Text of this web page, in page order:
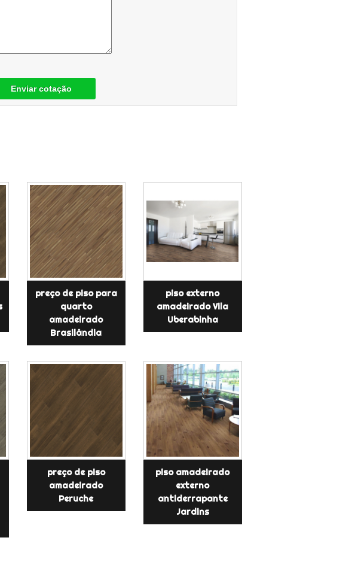
Enviar cotação
preço de piso para
quarto
amadeirado
Brasilândia
piso externo
amadeirado Vila
Uberabinha
preço de piso
amadeirado
Peruche
piso amadeirado
externo
antiderrapante
Jardins